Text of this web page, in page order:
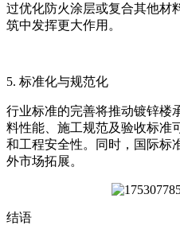
过优化防火涂层或复合其他材
筑中发挥更大作用。
5. 标准化与规范化
行业标准的完善将推动镀锌楼
料性能、施工规范及验收标准
和工程安全性。同时，国际标
外市场拓展。
结语